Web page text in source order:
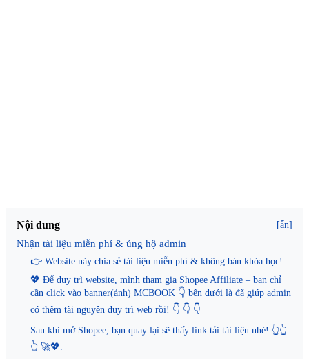
Nội dung [ẩn]
Nhận tài liệu miễn phí & ủng hộ admin
👉 Website này chia sẻ tài liệu miễn phí & không bán khóa học!
💖 Để duy trì website, mình tham gia Shopee Affiliate – bạn chỉ
cần click vào banner(ảnh) MCBOOK 👇 bên dưới là đã giúp admin
có thêm tài nguyên duy trì web rồi! 👇 👇 👇
Sau khi mở Shopee, bạn quay lại sẽ thấy link tải tài liệu nhé! 👆👆
👆 🚀💖.